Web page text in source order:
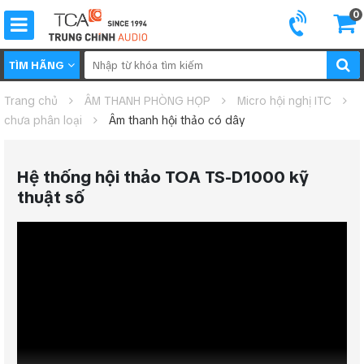
0
TÌM HÃNG
Trang chủ ÂM THANH PHÒNG HỌP
Micro hội nghị ITC
chưa phân loại
Âm thanh hội thảo có dây
Hệ thống hội thảo TOA TS-D1000 kỹ
thuật số